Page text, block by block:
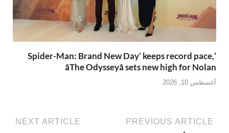
‘Spider-Man: Brand New Day’ keeps record pace,
âThe Odysseyâ sets new high for Nolan
أغسطس 10, 2026
PREVIOUS ARTICLE
NEXT ARTICLE